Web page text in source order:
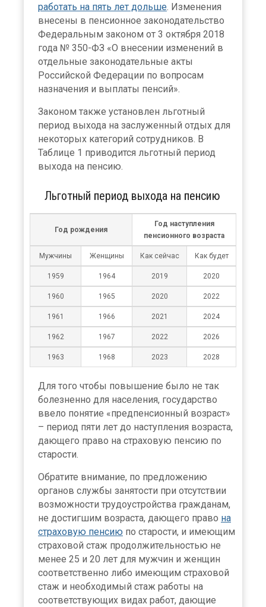
работать на пять лет дольше . Изменения
внесены в пенсионное законодательство
Федеральным законом от 3 октября 2018
года № 350-ФЗ «О внесении изменений в
отдельные законодательные акты
Российской Федерации по вопросам
назначения и выплаты пенсий».
Законом также установлен льготный
период выхода на заслуженный отдых для
некоторых категорий сотрудников. В
Таблице 1 приводится льготный период
выхода на пенсию.
Льготный период выхода на пенсию
Год рождения
Год наступления
пенсионного возраста
Мужчины Женщины Как сейчас Как будет
1959 1964 2019 2020
1960 1965 2020 2022
1961 1966 2021 2024
1962 1967 2022 2026
1963 1968 2023 2028
Для того чтобы повышение было не так
болезненно для населения, государство
ввело понятие «предпенсионный возраст»
– период пяти лет до наступления возраста,
дающего право на страховую пенсию по
старости.
Обратите внимание, по предложению
органов службы занятости при отсутствии
возможности трудоустройства гражданам,
не достигшим возраста, дающего право на
страховую пенсию по старости, и имеющим
страховой стаж продолжительностью не
менее 25 и 20 лет для мужчин и женщин
соответственно либо имеющим страховой
стаж и необходимый стаж работы на
соответствующих видах работ, дающие